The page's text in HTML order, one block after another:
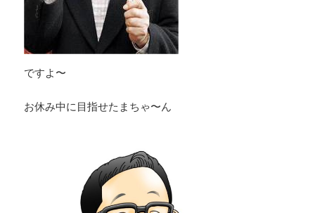
ですよ〜
お休み中に目指せたまちゃ〜ん